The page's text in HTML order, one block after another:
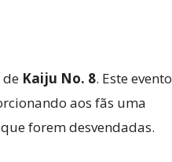
Kaiju No. 8. Este evento
aos fãs uma
forem desvendadas.